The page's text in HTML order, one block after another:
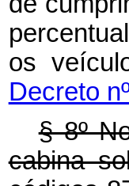
os
Decreto
§ 8º
cabina